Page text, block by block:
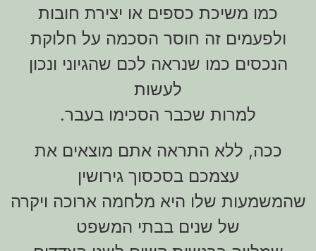
כמו משיכת כספים או יצירת חובות
ולפעמים זה חוסר הסכמה על חלוקת
הנכסים כמו שנראה לכם שהגיוני ונכון
לעשות
למרות שכבר הסכימו בעבר.
ככה, ללא התראה אתם מוצאים את
עצמכם בסכסוך גירושין
שהמשמעות שלו היא מלחמה ארוכה ויקרה
של שנים בבתי המשפט